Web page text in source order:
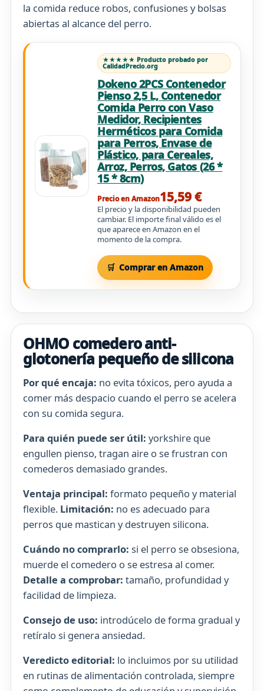
la comida reduce robos, confusiones y bolsas
abiertas al alcance del perro.
★★★★★ Producto probado por
CalidadPrecio.org
Dokeno 2PCS Contenedor
Pienso 2,5 L, Contenedor
Comida Perro con Vaso
Medidor, Recipientes
Herméticos para Comida
para Perros, Envase de
Plástico, para Cereales,
Arroz, Perros, Gatos (26 *
15 * 8cm)
Precio en Amazon15,59 €
El precio y la disponibilidad pueden
cambiar. El importe final válido es el
que aparece en Amazon en el
momento de la compra.
Comprar en Amazon
OHMO comedero anti-
glotonería pequeño de silicona
Por qué encaja: no evita tóxicos, pero ayuda a
comer más despacio cuando el perro se acelera
con su comida segura.
Para quién puede ser útil: yorkshire que
engullen pienso, tragan aire o se frustran con
comederos demasiado grandes.
Ventaja principal: formato pequeño y material
flexible. Limitación: no es adecuado para
perros que mastican y destruyen silicona.
Cuándo no comprarlo: si el perro se obsesiona,
muerde el comedero o se estresa al comer.
Detalle a comprobar: tamaño, profundidad y
facilidad de limpieza.
Consejo de uso: introdúcelo de forma gradual y
retíralo si genera ansiedad.
Veredicto editorial: lo incluimos por su utilidad
en rutinas de alimentación controlada, siempre